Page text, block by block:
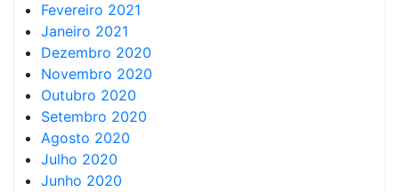
Fevereiro 2021
Janeiro 2021
Dezembro 2020
Novembro 2020
Outubro 2020
Setembro 2020
Agosto 2020
Julho 2020
Junho 2020